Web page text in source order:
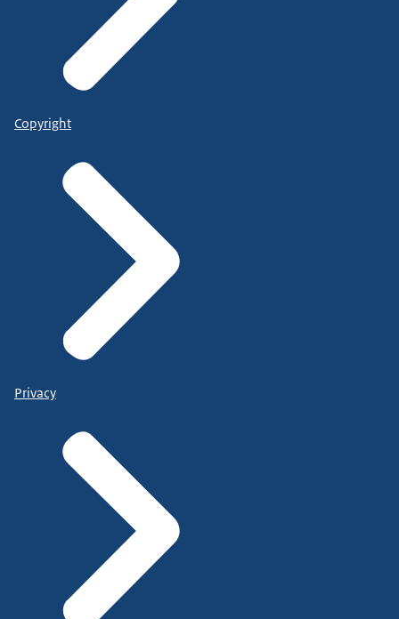
Copyright
Privacy